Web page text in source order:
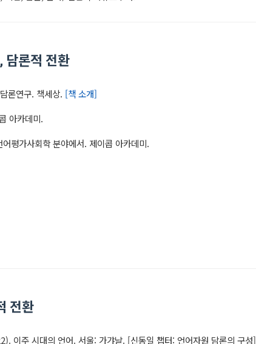
담론적 전환
론연구. 책세상. [책 소개]
아카데미.
평가사회학 분야에서. 제이콥 아카데미.
전환
이주 시대의 언어. 서울: 가갸날. [신동일 챕터: 언어자원 담론의 구성]